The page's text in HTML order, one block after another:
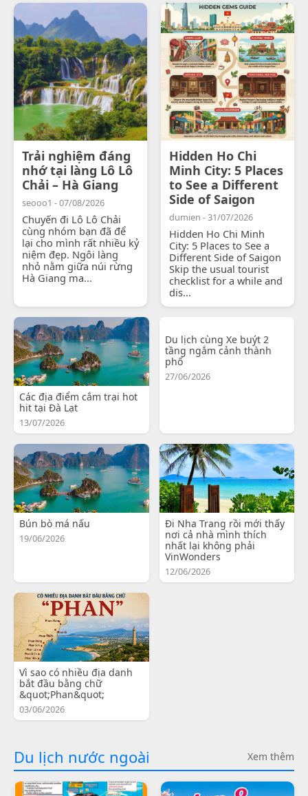
Trải nghiệm đáng
nhớ tại làng Lô Lô
Chải – Hà Giang
seooo1 - 07/08/2026
Chuyến đi Lô Lô Chải
cùng nhóm bạn đã để
lại cho mình rất nhiều kỷ
niệm đẹp. Ngôi làng
nhỏ nằm giữa núi rừng
Hà Giang ma...
Hidden Ho Chi
Minh City: 5 Places
to See a Different
Side of Saigon
dumien - 31/07/2026
Hidden Ho Chi Minh
City: 5 Places to See a
Different Side of Saigon
Skip the usual tourist
checklist for a while and
dis...
Các địa điểm cắm trại hot
hit tại Đà Lạt
13/07/2026
Du lịch cùng Xe buýt 2
tầng ngắm cảnh thành
phố
27/06/2026
Bún bò má nấu
19/06/2026
Đi Nha Trang rồi mới thấy
nơi cả nhà mình thích
nhất lại không phải
VinWonders
12/06/2026
Vì sao có nhiều địa danh
bắt đầu bằng chữ
&quot;Phan&quot;
03/06/2026
Du lịch nước ngoài Xem thêm